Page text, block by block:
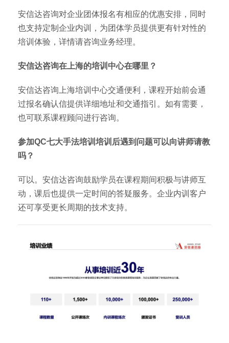
安信达咨询对企业团体报名有相应的优惠安排，同时
也支持定制企业内训，为团体学员提供更有针对性的
培训体验，详情请咨询业务经理。
安信达咨询在上海的培训中心在哪里？
安信达咨询上海培训中心交通便利，课程开始前会通
过报名确认信提供详细地址和交通指引。如有需要，
也可联系课程顾问进行咨询。
参加QC七大手法培训培训后遇到问题可以向讲师请教
吗？
可以。安信达咨询鼓励学员在课程期间积极与讲师互
动，课后也提供一定时间的答疑服务。企业内训客户
还可享受更长周期的技术支持。